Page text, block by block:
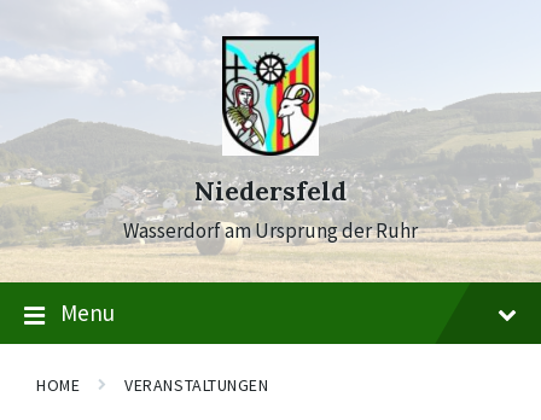
content
main
navigation
footer
Niedersfeld
Wasserdorf am Ursprung der Ruhr
Menu
HOME VERANSTALTUNGEN